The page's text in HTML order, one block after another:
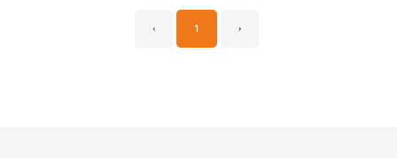
‹ 1 ›